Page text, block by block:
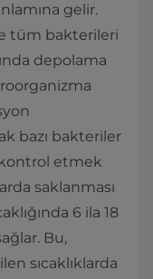
gelir.
tüm bakterileri
depolama
bazı bakteriler
kontrol etmek
saklanması
6 ila 18
Bu,
sıcaklıklarda